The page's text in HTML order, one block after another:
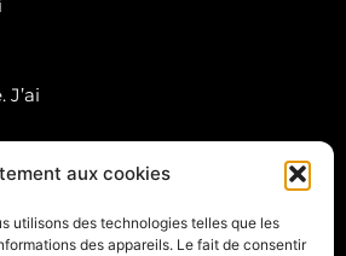
aux cookies
utilisons des technologies telles que les
des appareils. Le fait de consentir